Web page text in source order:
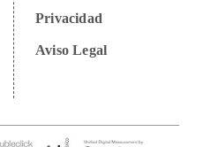
Privacidad
Aviso Legal